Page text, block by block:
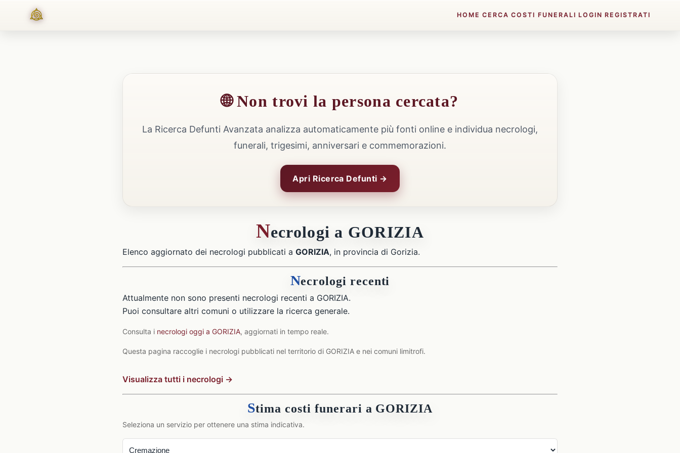
HOME CERCA COSTI FUNERALI LOGIN REGISTRATI
🌐 Non trovi la persona cercata?
La Ricerca Defunti Avanzata analizza automaticamente più fonti online e individua necrologi,
funerali, trigesimi, anniversari e commemorazioni.
Apri Ricerca Defunti →
Necrologi a GORIZIA
Elenco aggiornato dei necrologi pubblicati a GORIZIA, in provincia di Gorizia.
Necrologi recenti
Attualmente non sono presenti necrologi recenti a GORIZIA.
Puoi consultare altri comuni o utilizzare la ricerca generale.
Consulta i necrologi oggi a GORIZIA, aggiornati in tempo reale.
Questa pagina raccoglie i necrologi pubblicati nel territorio di GORIZIA e nei comuni limitrofi.
Visualizza tutti i necrologi →
Stima costi funerari a GORIZIA
Seleziona un servizio per ottenere una stima indicativa.